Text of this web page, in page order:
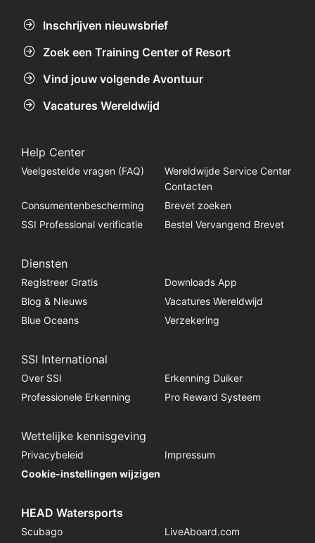
Inschrijven nieuwsbrief
Zoek een Training Center of Resort
Vind jouw volgende Avontuur
Vacatures Wereldwijd
Help Center
Veelgestelde vragen (FAQ)
Wereldwijde Service Center
Contacten
Consumentenbescherming
Brevet zoeken
SSI Professional verificatie
Bestel Vervangend Brevet
Diensten
Registreer Gratis
Downloads App
Blog & Nieuws
Vacatures Wereldwijd
Blue Oceans
Verzekering
SSI International
Over SSI
Erkenning Duiker
Professionele Erkenning
Pro Reward Systeem
Wettelijke kennisgeving
Privacybeleid
Impressum
Cookie-instellingen wijzigen
HEAD Watersports
Scubago LiveAboard.com